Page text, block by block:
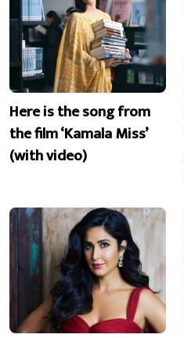
Here is the song from
the film ‘Kamala Miss’
(with video)